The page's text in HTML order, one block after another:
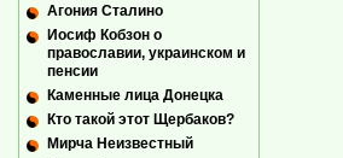
Агония Сталино
Иосиф Кобзон о
православии, украинском и
пенсии
Каменные лица Донецка
Кто такой этот Щербаков?
Мирча Неизвестный